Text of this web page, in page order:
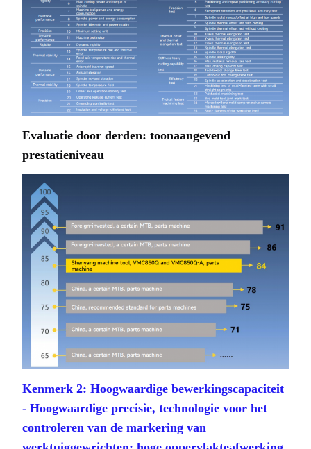
Evaluatie door derden: toonaangevend
prestatieniveau
Kenmerk 2: Hoogwaardige bewerkingscapaciteit
- Hoogwaardige precisie, technologie voor het
controleren van de markering van